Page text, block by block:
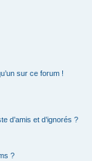
sur ce forum !
d’amis et d’ignorés ?
?